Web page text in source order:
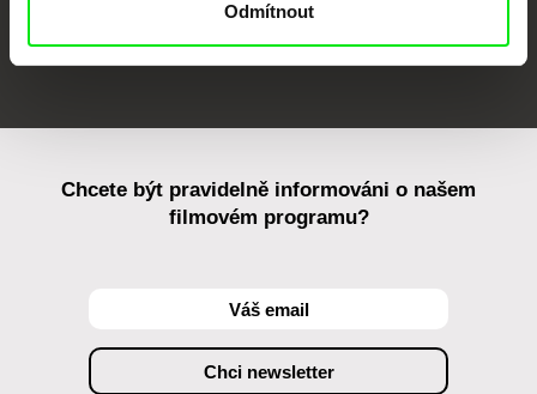
Odmítnout
Chcete být pravidelně informováni o našem
filmovém programu?